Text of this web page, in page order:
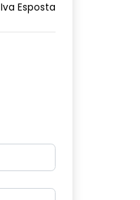
Iva Esposta